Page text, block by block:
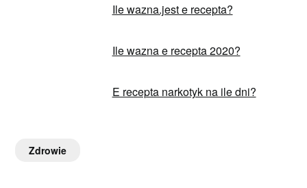
Ile wazna.jest e recepta?
Ile wazna e recepta 2020?
E recepta narkotyk na ile dni?
Zdrowie